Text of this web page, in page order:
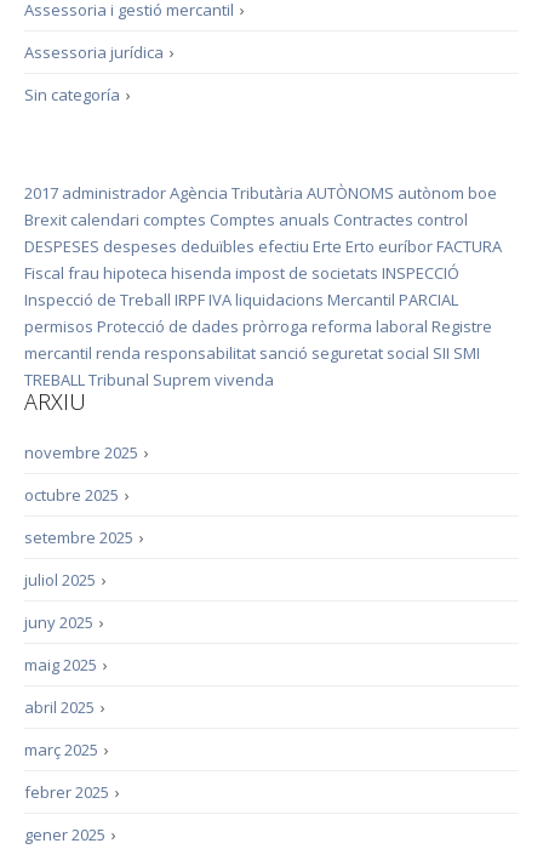
›
Assessoria i gestió mercantil
›
Assessoria jurídica
›
Sin categoría
2017 administradorAgència Tributària AUTÒNOMS autònom boe
Brexit calendari comptes Comptes anuals Contractes control
DESPESES despeses deduïbles efectiu Erte Erto euríbor FACTURA
Fiscal frau hipoteca hisenda impost de societats INSPECCIÓ
Inspecció de Treball IRPF IVA liquidacions Mercantil PARCIAL
permisos Protecció de dades pròrroga reforma laboral Registre
mercantil renda responsabilitat sanció seguretat social SII SMI
TREBALLTribunal Suprem vivenda
ARXIU
›
novembre 2025
›
octubre 2025
›
setembre 2025
›
juliol 2025
›
juny 2025
›
maig 2025
›
abril 2025
›
març 2025
›
febrer 2025
›
gener 2025